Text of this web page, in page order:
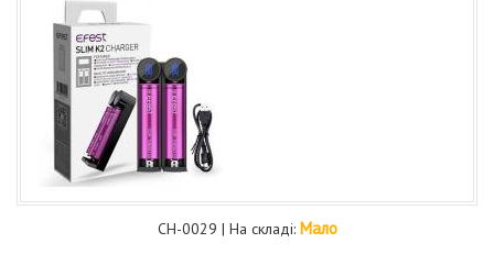
CH-0029 | На складі: Мало